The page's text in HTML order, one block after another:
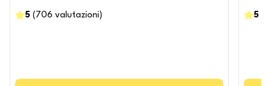
5 ( 706 valutazioni ) 5